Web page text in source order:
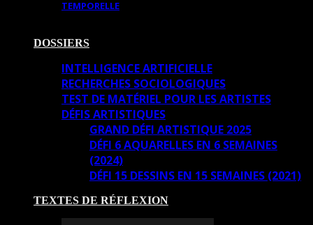
TEMPORELLE
DOSSIERS
INTELLIGENCE ARTIFICIELLE
RECHERCHES SOCIOLOGIQUES
TEST DE MATÉRIEL POUR LES ARTISTES
DÉFIS ARTISTIQUES
GRAND DÉFI ARTISTIQUE 2025
DÉFI 6 AQUARELLES EN 6 SEMAINES
(2024)
DÉFI 15 DESSINS EN 15 SEMAINES (2021)
TEXTES DE RÉFLEXION